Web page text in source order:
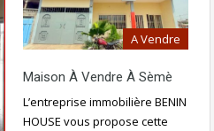
A Vendre
Maison À Vendre À Sèmè
L’entreprise immobilière BENIN
HOUSE vous propose cette